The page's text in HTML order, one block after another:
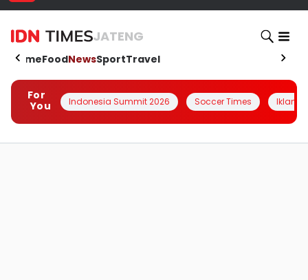
JATENG
HomeFoodNewsSportTravel
For
You
Indonesia Summit 2026 Soccer Times Iklanin